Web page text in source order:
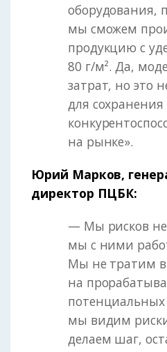
оборудования,
мы сможем
продукцию с
80 г/м². Да,
затрат, но это
для сохранения
на рынке».
Юрий Марков,
директор ПЦБК:
— Мы рисков
мы с ними
Мы не тратим
на
потенциальных
мы видим
делаем шаг,